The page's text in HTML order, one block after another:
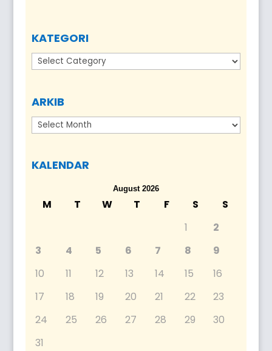
KATEGORI
Kategori
ARKIB
Arkib
KALENDAR
August 2026
M T W T F S
S
1
2
3
4 5 6 7 8
9
10
11 12 13 14 15
16
17
18 19 20 21 22
23
24
25 26 27 28 29
30
31